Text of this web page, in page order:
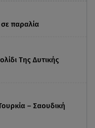
παραλία
Της Δυτικής
– Σαουδική